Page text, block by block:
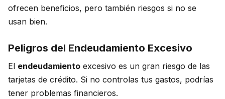
ofrecen beneficios, pero también riesgos si no se
usan bien.
Peligros del Endeudamiento Excesivo
El endeudamiento excesivo es un gran riesgo de las
tarjetas de crédito. Si no controlas tus gastos, podrías
tener problemas financieros.